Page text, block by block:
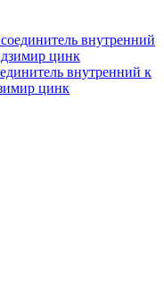
внутренний к
цинк